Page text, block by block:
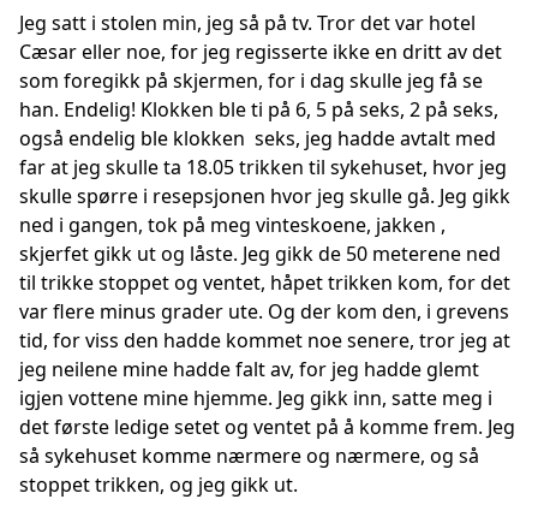
Jeg satt i stolen min, jeg så på tv. Tror det var hotel
Cæsar eller noe, for jeg regisserte ikke en dritt av det
som foregikk på skjermen, for i dag skulle jeg få se
han. Endelig! Klokken ble ti på 6, 5 på seks, 2 på seks,
også endelig ble klokken seks, jeg hadde avtalt med
far at jeg skulle ta 18.05 trikken til sykehuset, hvor jeg
skulle spørre i resepsjonen hvor jeg skulle gå. Jeg gikk
ned i gangen, tok på meg vinteskoene, jakken ,
skjerfet gikk ut og låste. Jeg gikk de 50 meterene ned
til trikke stoppet og ventet, håpet trikken kom, for det
var flere minus grader ute. Og der kom den, i grevens
tid, for viss den hadde kommet noe senere, tror jeg at
jeg neilene mine hadde falt av, for jeg hadde glemt
igjen vottene mine hjemme. Jeg gikk inn, satte meg i
det første ledige setet og ventet på å komme frem. Jeg
så sykehuset komme nærmere og nærmere, og så
stoppet trikken, og jeg gikk ut.